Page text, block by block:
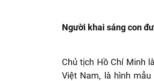
Người khai sáng con
Chủ tịch Hồ Chí Minh
Việt Nam, là hình